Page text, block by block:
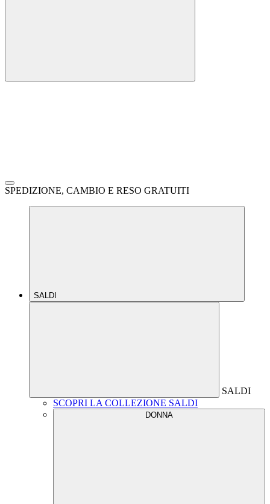
SPEDIZIONE, CAMBIO E RESO GRATUITI
SALDI
SALDI
SCOPRI LA COLLEZIONE SALDI
DONNA